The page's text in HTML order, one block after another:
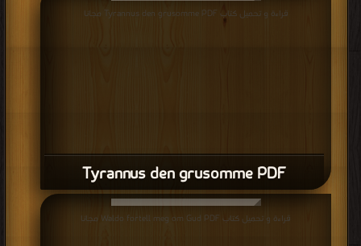
Tyrannus den grusomme PDF
قراءة و تحميل كتاب Tyrannus den grusomme PDF مجانا
قراءة و تحميل كتاب Waldo fortell meg om Gud PDF مجانا